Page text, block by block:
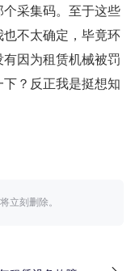
采集码。至于这些
不太确定，毕竟环
因为租赁机械被罚
？反正我是挺想知
立刻删除。